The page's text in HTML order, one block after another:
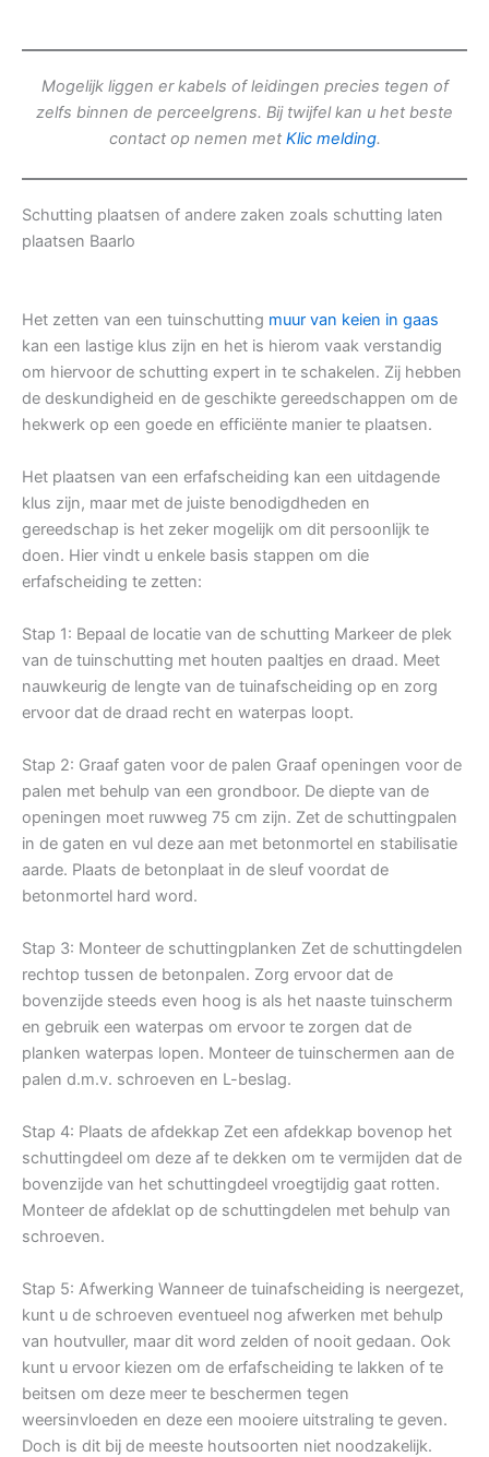
Mogelijk liggen er kabels of leidingen precies tegen of
zelfs binnen de perceelgrens. Bij twijfel kan u het beste
contact op nemen met Klic melding.
Schutting plaatsen of andere zaken zoals schutting laten
plaatsen Baarlo
Het zetten van een tuinschutting muur van keien in gaas
kan een lastige klus zijn en het is hierom vaak verstandig
om hiervoor de schutting expert in te schakelen. Zij hebben
de deskundigheid en de geschikte gereedschappen om de
hekwerk op een goede en efficiënte manier te plaatsen.
Het plaatsen van een erfafscheiding kan een uitdagende
klus zijn, maar met de juiste benodigdheden en
gereedschap is het zeker mogelijk om dit persoonlijk te
doen. Hier vindt u enkele basis stappen om die
erfafscheiding te zetten:
Stap 1: Bepaal de locatie van de schutting Markeer de plek
van de tuinschutting met houten paaltjes en draad. Meet
nauwkeurig de lengte van de tuinafscheiding op en zorg
ervoor dat de draad recht en waterpas loopt.
Stap 2: Graaf gaten voor de palen Graaf openingen voor de
palen met behulp van een grondboor. De diepte van de
openingen moet ruwweg 75 cm zijn. Zet de schuttingpalen
in de gaten en vul deze aan met betonmortel en stabilisatie
aarde. Plaats de betonplaat in de sleuf voordat de
betonmortel hard word.
Stap 3: Monteer de schuttingplanken Zet de schuttingdelen
rechtop tussen de betonpalen. Zorg ervoor dat de
bovenzijde steeds even hoog is als het naaste tuinscherm
en gebruik een waterpas om ervoor te zorgen dat de
planken waterpas lopen. Monteer de tuinschermen aan de
palen d.m.v. schroeven en L-beslag.
Stap 4: Plaats de afdekkap Zet een afdekkap bovenop het
schuttingdeel om deze af te dekken om te vermijden dat de
bovenzijde van het schuttingdeel vroegtijdig gaat rotten.
Monteer de afdeklat op de schuttingdelen met behulp van
schroeven.
Stap 5: Afwerking Wanneer de tuinafscheiding is neergezet,
kunt u de schroeven eventueel nog afwerken met behulp
van houtvuller, maar dit word zelden of nooit gedaan. Ook
kunt u ervoor kiezen om de erfafscheiding te lakken of te
beitsen om deze meer te beschermen tegen
weersinvloeden en deze een mooiere uitstraling te geven.
Doch is dit bij de meeste houtsoorten niet noodzakelijk.